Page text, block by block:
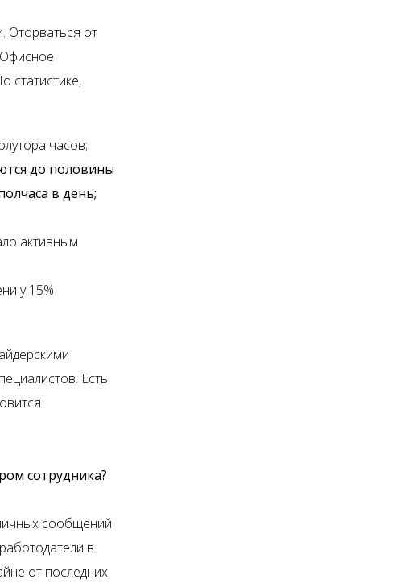
Оторваться от
статистике,
часов;
до половины
в день;
активным
у 15%
Есть
сотрудника?
сообщений
в
от последних.